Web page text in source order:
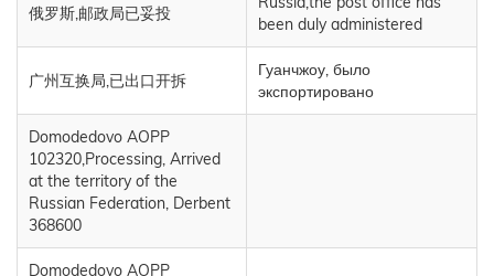
俄罗斯,邮政局已妥投
been duly administered
广州互换局,已出口开拆
Гуанчжоу, было
экспортировано
Domodedovo AOPP
102320,Processing, Arrived
at the territory of the
Russian Federation, Derbent
368600
Domodedovo AOPP